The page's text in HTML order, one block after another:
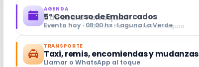
AGENDA
2 do Locro Parroquial
Evento hoy · 11:30 hs · Patio de la Parroquia
TRANSPORTE
Taxi, remis, encomiendas y mudanzas
Llamar o WhatsApp al toque